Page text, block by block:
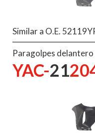
Similar a O.E.
Paragolpes
YAC-21